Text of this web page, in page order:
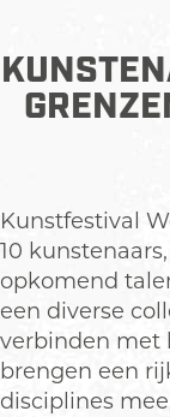
Kunstfestival
10
opkomend
een diverse
verbinden met
brengen een
disciplines